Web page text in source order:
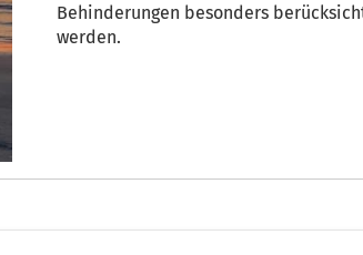
Behinderungen besonders
werden.